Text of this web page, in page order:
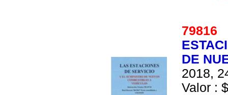
79816
DE
2018,
Valor :